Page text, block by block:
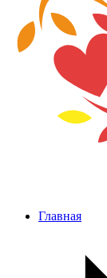
Главная